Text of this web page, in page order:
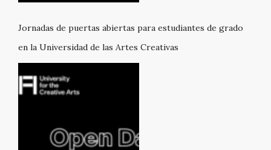
Jornadas de puertas abiertas para estudiantes de grado
en la Universidad de las Artes Creativas